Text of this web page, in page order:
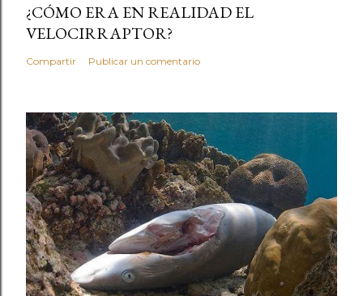
¿CÓMO ERA EN REALIDAD EL
VELOCIRRAPTOR?
Compartir Publicar un comentario